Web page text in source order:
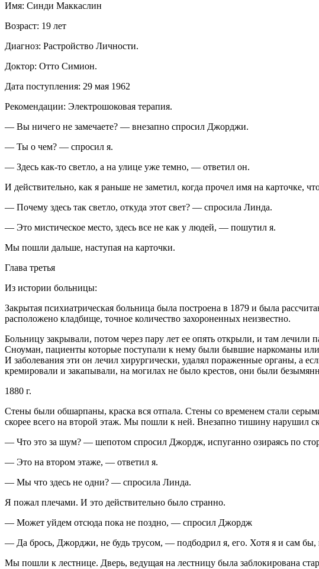
Имя: Синди Маккаслин
Возраст: 19 лет
Диагноз: Растройство Личности.
Доктор: Отто Симион.
Дата поступления: 29 мая 1962
Рекомендации: Электрошоковая терапия.
— Вы ничего не замечаете? — внезапно спросил Джорджи.
— Ты о чем? — спросил я.
— Здесь как-то светло, а на улице уже темно, — ответил он.
И действительно, как я раньше не заметил, когда прочел имя на карточке,
— Почему здесь так светло, откуда этот свет? — спросила Линда.
— Это мистическое место, здесь все не как у людей, — пошутил я.
Мы пошли дальше, наступая на карточки.
Глава третья
Из истории больницы:
Закрытая психиатрическая больница была построена в 1879 и была
расположено кладбище, точное количество захороненных неизвестно.
Больницу закрывали, потом через пару лет ее опять открыли, и там
Сноуман, пациенты которые поступали к нему были бывшие наркоманы
И заболевания эти он лечил хирургически, удалял пораженные органы, а
кремировали и закапывали, на могилах не было крестов, они были
1880 г.
Стены были обшарпаны, краска вся отпала. Стены со временем стали
скорее всего на второй этаж. Мы пошли к ней. Внезапно тишину нарушил
— Что это за шум? — шепотом спросил Джордж, испуганно озираясь по
— Это на втором этаже, — ответил я.
— Мы что здесь не одни? — спросила Линда.
Я пожал плечами. И это действительно было странно.
— Может уйдем отсюда пока не поздно, — спросил Джордж
— Да брось, Джорджи, не будь трусом, — подбодрил я, его. Хотя я и сам бы,
Мы пошли к лестнице. Дверь, ведущая на лестницу была заблокирована